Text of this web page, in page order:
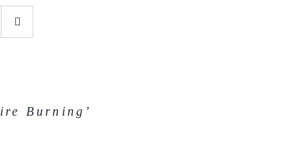
Burning’